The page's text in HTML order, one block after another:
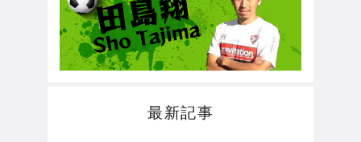
最新記事